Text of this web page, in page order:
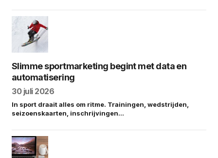
Slimme sportmarketing begint met data en
automatisering
30 juli 2026
In sport draait alles om ritme. Trainingen, wedstrijden,
seizoenskaarten, inschrijvingen…